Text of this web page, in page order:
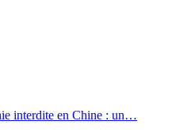
interdite en Chine : un…